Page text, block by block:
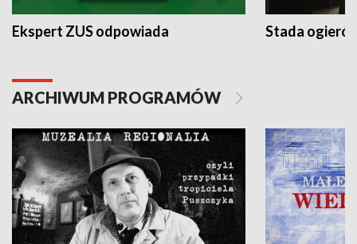
Ekspert ZUS odpowiada Stada
ARCHIWUM PROGRAMÓW